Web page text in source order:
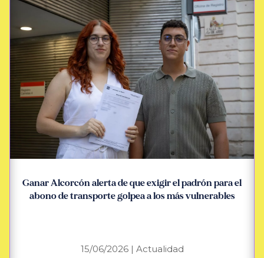
Ganar Alcorcón alerta de que exigir el padrón para el
abono de transporte golpea a los más vulnerables
15/06/2026| Actualidad